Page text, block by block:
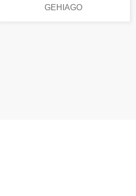
GEHIAGO